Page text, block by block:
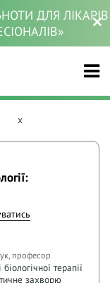
ДЛЯ ЛІКАРІВ
x
професор
терапії
захворю